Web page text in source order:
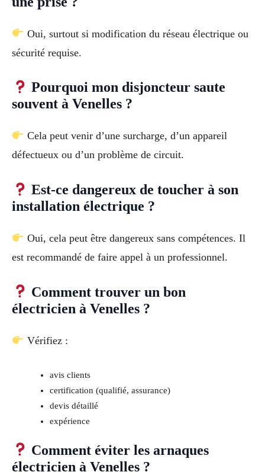
Oui, surtout si modification du réseau électrique ou
sécurité requise.
Pourquoi mon disjoncteur saute
souvent à Venelles ?
Cela peut venir d’une surcharge, d’un appareil
défectueux ou d’un problème de circuit.
Est-ce dangereux de toucher à son
installation électrique ?
Oui, cela peut être dangereux sans compétences. Il
est recommandé de faire appel à un professionnel.
Comment trouver un bon
électricien à Venelles ?
Vérifiez :
avis clients
certification (qualifié, assurance)
devis détaillé
expérience
Comment éviter les arnaques
électricien à Venelles ?